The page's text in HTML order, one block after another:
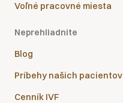
Voľné pracovné miesta
Neprehliadnite
Blog
Príbehy našich pacientov
Cenník IVF